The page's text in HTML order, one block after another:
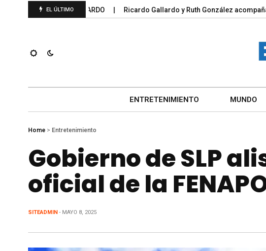
EL ÚLTIMO
2025; GALLARDO Ricardo Gallardo y Ruth González acompañan a
ENTRETENIMIENTO MUNDO
Home > Entretenimiento
Gobierno de SLP
oficial de la
SITEADMIN - MAYO 8, 2025